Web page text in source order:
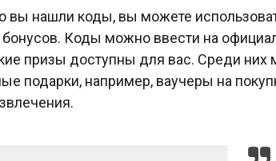
вы нашли коды, вы можете
Коды можно ввести на
призы доступны для вас. Среди них
подарки, например, ваучеры на